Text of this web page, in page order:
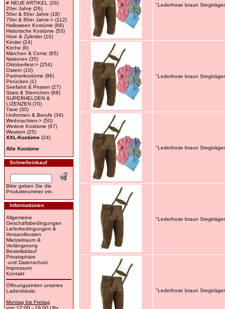
# NEUE ARTIKEL
(26)
20er Jahre (26)
50er & 60er Jahre (18)
70er & 80er Jahre-> (112)
Halloween Kostüme (68)
Historische Kostüme (53)
Hüte & Zylinder(10)
Kinder(24)
Kirche (9)
Märchen & Comic (65)
Nationen (35)
Oktoberfest-> (254)
Ostern (10)
Partnerkostüme (96)
Perücken (1)
Seefahrt & Piraten (27)
Stars & Sternchen (68)
SUPERHELDEN &
LIZENZEN (70)
Tiere (30)
Uniformen & Berufe (34)
Weihnachten-> (50)
Weitere Kostüme (67)
Western (25)
XXL-Kostüme (24)
Alle Kostüme
Schnelleinkauf
Bitte geben Sie die
Produktnummer ein.
Informationen
Allgemeine
Geschäftsbedingungen
Lieferbedingungen &
Versandkosten
Mietzeitraum &
Verlängerung
Bestellablauf
Privatsphäre
und Datenschutz
Impressum
Kontakt
Öffnungszeiten unseres
Ladenlokals:
Montag bis Freitag
von 12:00 - 19:00 Uhr
"Lederhose braun
"Lederhose braun
"Lederhose braun
"Lederhose braun
"Lederhose braun